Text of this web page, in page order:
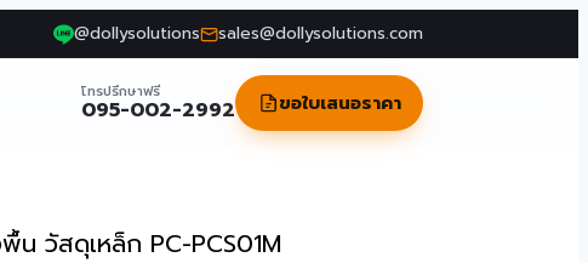
@dollysolutions sales@dollysolutions.com
โทรปรึกษาฟรี
095-002-2992 ขอใบเสนอราคา
น วัสดุเหล็ก PC-PCS01M